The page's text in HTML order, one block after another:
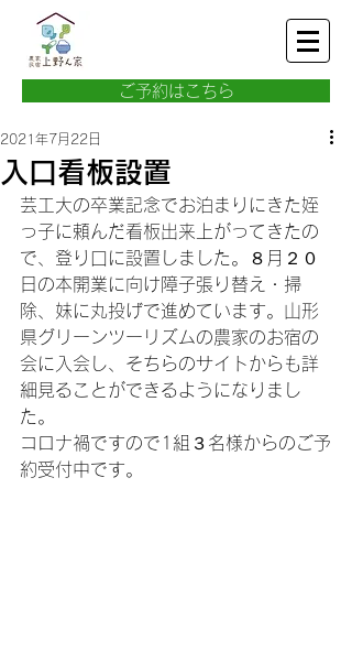
ご予約はこちら
入口看板設置
2021年7月22日
芸工大の卒業記念でお泊まりにきた姪
っ子に頼んだ看板出来上がってきたの
で、登り口に設置しました。８月２０
日の本開業に向け障子張り替え・掃
除、妹に丸投げで進めています。山形
県グリーンツーリズムの農家のお宿の
会に入会し、そちらのサイトからも詳
細見ることができるようになりまし
た。
コロナ禍ですので1組３名様からのご予
約受付中です。